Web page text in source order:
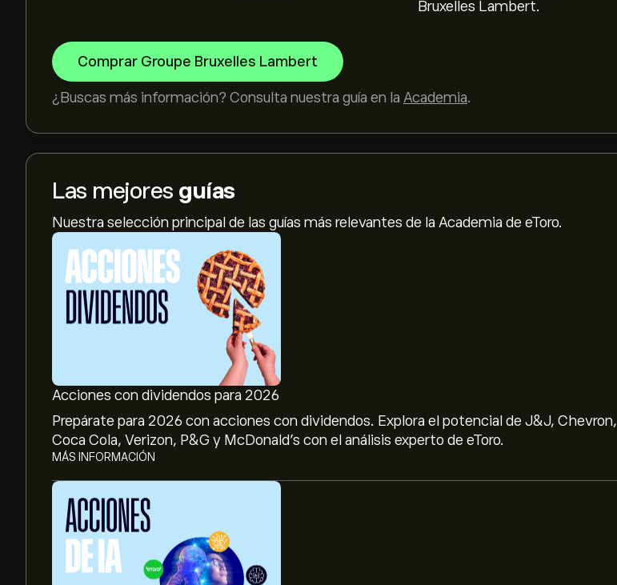
Bruxelles Lambert.
Comprar Groupe Bruxelles Lambert
¿Buscas más información? Consulta nuestra guía en la Academia.
Las mejores guías
Nuestra selección principal de las guías más relevantes de la Academia de eToro.
Acciones con dividendos para 2026
Prepárate para 2026 con acciones con dividendos. Explora el potencial de J&J, Chevron,
Coca Cola, Verizon, P&G y McDonald’s con el análisis experto de eToro.
MÁS INFORMACIÓN